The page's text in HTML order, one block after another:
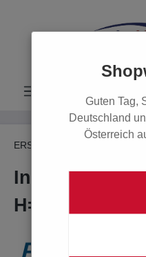
Guten Tag,
Deutschland
Österreich
ERSATZTEILE
Innenhülle
H=133 cm